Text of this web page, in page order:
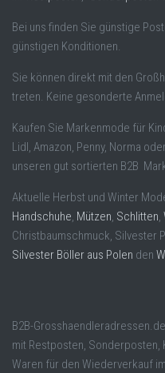
Bei uns finden Sie günstige
günstigen Konditionen.
Sie können direkt mit den
treten. Keine gesonderte
Kaufen Sie Markenmode für
Lidl, Amazon, Penny, Norma
unseren gut sortierten B2B
Aktuelle Herbst und Winter
Handschuhe, Mützen, Schlitten,
Christbaumschmuck, Silvester
Silvester Böller aus Polen den
B2B-
mit Restposten, Sonderposten,
Waren für den Wiederverkauf